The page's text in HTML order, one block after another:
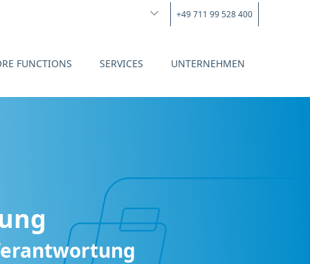
+49 711 99 528 400
FUNCTIONS SERVICES UNTERNEHMEN